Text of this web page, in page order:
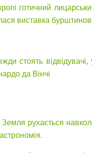
готичний
виставка
стоять
да Вінчі
рухається